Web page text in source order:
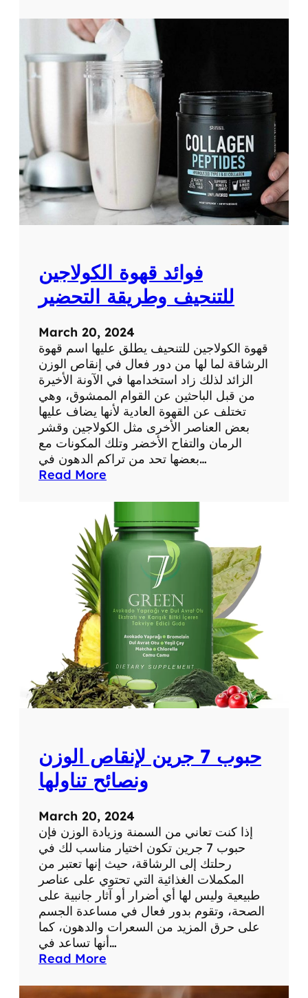
ل
ا
د
ة
ف
ي
و
ي
ك
س
ي
م
ل
ل
ت
خ
س
ي
س
فوائد قهوة الكولاجين
للتنحيف وطريقة التحضير
March 20, 2024
قهوة الكولاجين للتنحيف يطلق عليها اسم قهوة
الرشاقة لما لها من دور فعال في إنقاص الوزن
الزائد لذلك زاد استخدامها في الآونة الأخيرة
من قبل الباحثين عن القوام الممشوق، وهي
تختلف عن القهوة العادية لأنها يضاف عليها
بعض العناصر الأخرى مثل الكولاجين وقشر
الرمان والتفاح الأخضر وتلك المكونات مع
بعضها تحد من تراكم الدهون في…
Read More
ا
ئ
د
ك
و
ل
ا
ن
ل
ل
ن
ح
ي
ف
و
ط
ر
ي
ق
ة
حبوب 7 جرين لإنقاص الوزن
ونصائح تناولها
March 20, 2024
إذا كنت تعاني من السمنة وزيادة الوزن فإن
حبوب 7 جرين تكون اختيار مناسب لك في
رحلتك إلى الرشاقة، حيث إنها تعتبر من
المكملات الغذائية التي تحتوي على عناصر
طبيعية وليس لها أي أضرار أو آثار جانبية على
الصحة، وتقوم بدور فعال في مساعدة الجسم
على حرق المزيد من السعرات والدهون، كما
أنها تساعد في…
Read More
ب